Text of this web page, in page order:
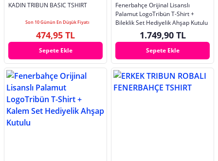
KADIN TRIBUN BASIC TSHIRT
Son 10 Günün En Düşük Fiyatı
474,95 TL
Sepete Ekle
Fenerbahçe Orijinal Lisanslı
Palamut LogoTribün T-Shirt +
Bileklik Set Hediyelik Ahşap Kutulu
1.749,90 TL
Sepete Ekle